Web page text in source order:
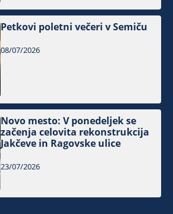
Petkovi poletni večeri v Semiču
08/07/2026
Novo mesto: V ponedeljek se
začenja celovita rekonstrukcija
Jakčeve in Ragovske ulice
23/07/2026